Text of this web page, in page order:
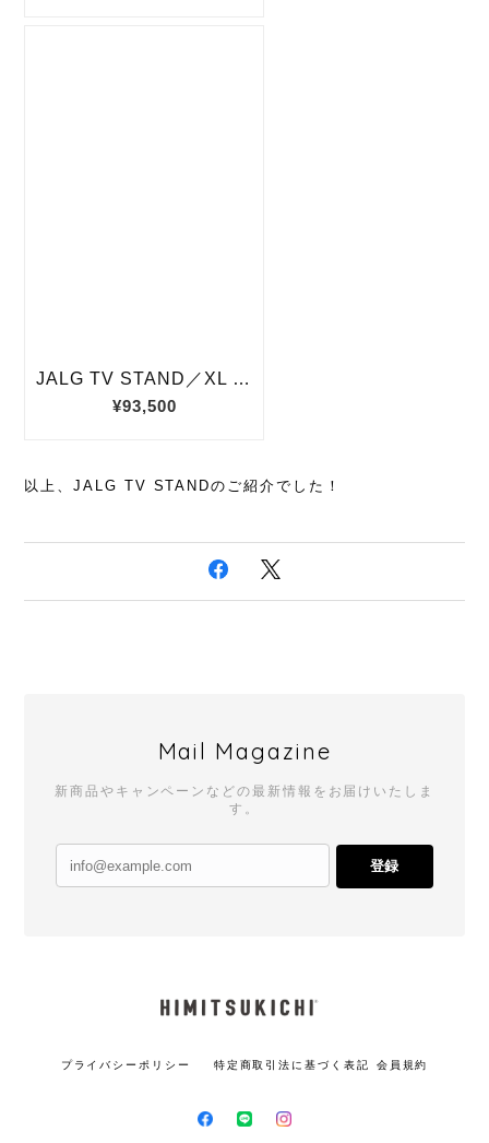
以上、JALG TV STANDのご紹介でした！
Mail Magazine
新商品やキャンペーンなどの最新情報をお届けいたしま
す。
登録
プライバシーポリシー 特定商取引法に基づく表記 会員規約